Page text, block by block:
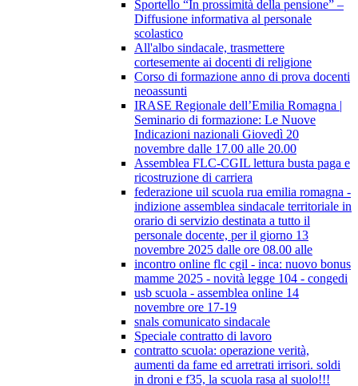
Sportello “In prossimità della pensione” –
Diffusione informativa al personale
scolastico
All'albo sindacale, trasmettere
cortesemente ai docenti di religione
Corso di formazione anno di prova docenti
neoassunti
IRASE Regionale dell’Emilia Romagna |
Seminario di formazione: Le Nuove
Indicazioni nazionali Giovedì 20
novembre dalle 17.00 alle 20.00
Assemblea FLC-CGIL lettura busta paga e
ricostruzione di carriera
federazione uil scuola rua emilia romagna -
indizione assemblea sindacale territoriale in
orario di servizio destinata a tutto il
personale docente, per il giorno 13
novembre 2025 dalle ore 08.00 alle
incontro online flc cgil - inca: nuovo bonus
mamme 2025 - novità legge 104 - congedi
usb scuola - assemblea online 14
novembre ore 17-19
snals comunicato sindacale
Speciale contratto di lavoro
contratto scuola: operazione verità,
aumenti da fame ed arretrati irrisori. soldi
in droni e f35, la scuola rasa al suolo!!!